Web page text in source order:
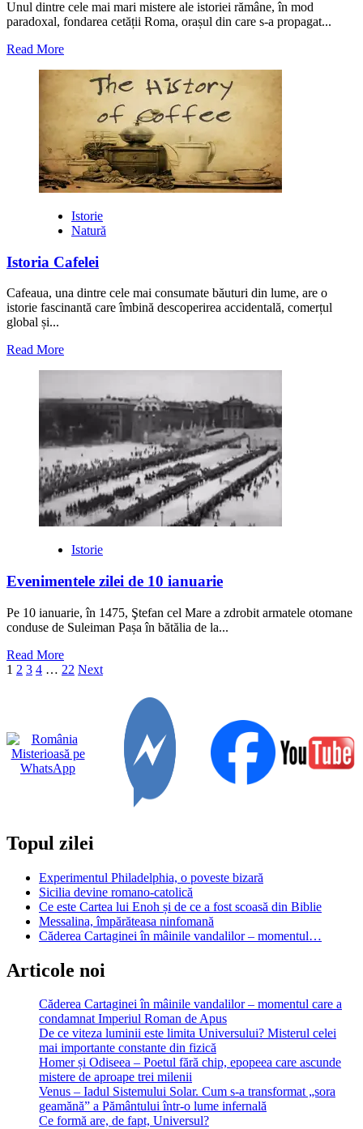
Unul dintre cele mai mari mistere ale istoriei rămâne, în mod
paradoxal, fondarea cetății Roma, orașul din care s-a propagat...
Read MoreRead
about
Întemeierea
Romei,
dintre
marile
mistere
ale
omenirii
Istorie
Natură
Istoria Cafelei
Cafeaua, una dintre cele mai consumate băuturi din lume, are o
istorie fascinantă care îmbină descoperirea accidentală, comerțul
global și...
Read MoreRead
Cafelei
Istorie
Evenimentele zilei de 10 ianuarie
Pe 10 ianuarie, în 1475, Ştefan cel Mare a zdrobit armatele otomane
conduse de Suleiman Pașa în bătălia de la...
Read MoreRead
more
10
ianuarie
Paginație
1 2 3 4 … 22 Next
Topul zilei
Experimentul Philadelphia, o poveste bizară
Sicilia devine romano-catolică
Ce este Cartea lui Enoh și de ce a fost scoasă din Biblie
Messalina, împărăteasa ninfomană
Căderea Cartaginei în mâinile vandalilor – momentul…
Articole noi
Căderea Cartaginei în mâinile vandalilor – momentul care a
condamnat Imperiul Roman de Apus
De ce viteza luminii este limita Universului? Misterul celei
mai importante constante din fizică
Homer și Odiseea – Poetul fără chip, epopeea care ascunde
mistere de aproape trei milenii
Venus – Iadul Sistemului Solar. Cum s-a transformat „sora
geamănă” a Pământului într-o lume infernală
Ce formă are, de fapt, Universul?